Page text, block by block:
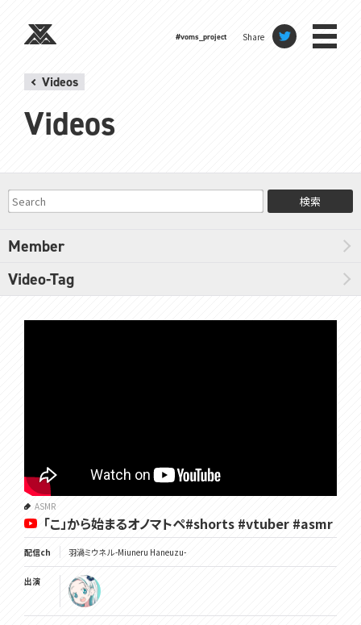
#voms_project Share
Videos
Videos
検索
Member
Video-Tag
ASMR
「こ」から始まるオノマトペ#shorts #vtuber #asmr
配信ch 羽渦ミウネル -Miuneru Haneuzu-
出演